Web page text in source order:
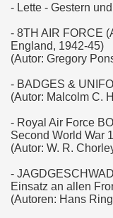
- Lette - Gestern
- 8TH AIR FORCE
England, 1942-45)
(Autor: Gregory
- BADGES &
(Autor: Malcolm C.
- Royal Air Force
Second World War
(Autor: W. R.
-
Einsatz an allen
(Autoren: Hans